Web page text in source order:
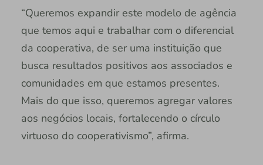
“Queremos expandir este modelo de agência
que temos aqui e trabalhar com o diferencial
da cooperativa, de ser uma instituição que
busca resultados positivos aos associados e
comunidades em que estamos presentes.
Mais do que isso, queremos agregar valores
aos negócios locais, fortalecendo o círculo
virtuoso do cooperativismo”, afirma.